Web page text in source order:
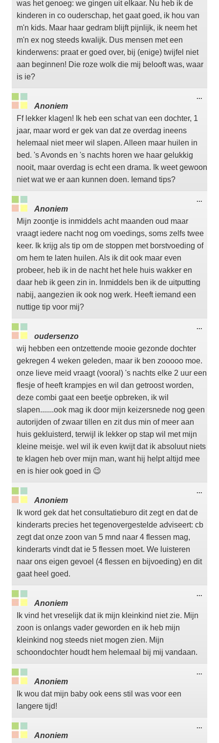
was het genoeg: we gingen uit elkaar. Nu heb ik de
kinderen in co ouderschap, het gaat goed, ik hou van
m'n kids. Maar haar gedram blijft pijnlijk, ik neem het
m'n ex nog steeds kwalijk. Dus mensen met een
kinderwens: praat er goed over, bij (enige) twijfel niet
aan beginnen! Die roze wolk die mij belooft was, waar
is ie?
Anoniem
Ff lekker klagen! Ik heb een schat van een dochter, 1
jaar, maar word er gek van dat ze overdag ineens
helemaal niet meer wil slapen. Alleen maar huilen in
bed. 's Avonds en 's nachts horen we haar gelukkig
nooit, maar overdag is echt een drama. Ik weet gewoon
niet wat we er aan kunnen doen. Iemand tips?
...
Anoniem
Mijn zoontje is inmiddels acht maanden oud maar
vraagt iedere nacht nog om voedings, soms zelfs twee
keer. Ik krijg als tip om de stoppen met borstvoeding of
om hem te laten huilen. Als ik dit ook maar even
probeer, heb ik in de nacht het hele huis wakker en
daar heb ik geen zin in. Inmiddels ben ik de uitputting
nabij, aangezien ik ook nog werk. Heeft iemand een
nuttige tip voor mij?
...
oudersenzo
wij hebben een ontzettende mooie gezonde dochter
gekregen 4 weken geleden, maar ik ben zooooo moe.
onze lieve meid vraagt (vooral) 's nachts elke 2 uur een
flesje of heeft krampjes en wil dan getroost worden,
deze combi gaat een beetje opbreken, ik wil
slapen.......ook mag ik door mijn keizersnede nog geen
autorijden of zwaar tillen en zit dus min of meer aan
huis gekluisterd, terwijl ik lekker op stap wil met mijn
kleine meisje. wel wil ik even kwijt dat ik absoluut niets
te klagen heb over mijn man, want hij helpt altijd mee
en is hier ook goed in 😉
...
Anoniem
Ik word gek dat het consultatieburo dit zegt en dat de
kinderarts precies het tegenovergestelde adviseert: cb
zegt dat onze zoon van 5 mnd naar 4 flessen mag,
kinderarts vindt dat ie 5 flessen moet. We luisteren
naar ons eigen gevoel (4 flessen en bijvoeding) en dit
gaat heel goed.
...
Anoniem
Ik vind het vreselijk dat ik mijn kleinkind niet zie. Mijn
zoon is onlangs vader geworden en ik heb mijn
kleinkind nog steeds niet mogen zien. Mijn
schoondochter houdt hem helemaal bij mij vandaan.
...
Anoniem
Ik wou dat mijn baby ook eens stil was voor een
langere tijd!
...
Anoniem
...